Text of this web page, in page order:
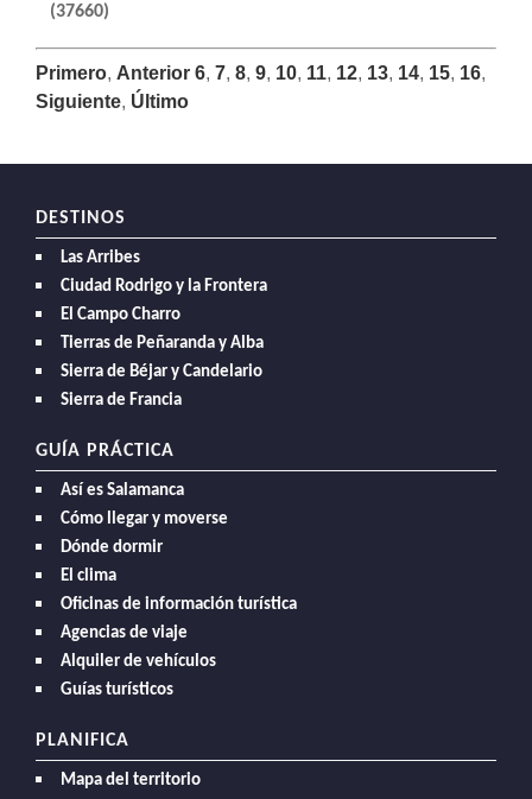
(37660)
Primero, Anterior 6, 7, 8, 9, 10, 11, 12, 13, 14, 15, 16,
Siguiente, Último
DESTINOS
Las Arribes
Ciudad Rodrigo y la Frontera
El Campo Charro
Tierras de Peñaranda y Alba
Sierra de Béjar y Candelario
Sierra de Francia
GUÍA PRÁCTICA
Así es Salamanca
Cómo llegar y moverse
Dónde dormir
El clima
Oficinas de información turística
Agencias de viaje
Alquiler de vehículos
Guías turísticos
PLANIFICA
Mapa del territorio